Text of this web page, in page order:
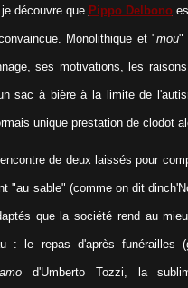
découvre que Pippo Delbono
Monolithique et "mou"
ses motivations, les
sac à bière à la limite de
unique prestation de clodot
de deux laissés pour
"au sable" (comme on dit
que la société rend au
: le repas d'après funérailles
d'Umberto Tozzi, la